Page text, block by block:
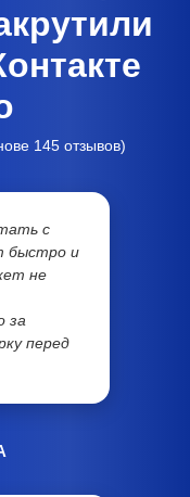
145 отзывов)
с
быстро и
не
за
перед